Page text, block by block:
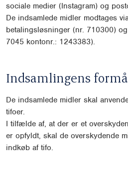
sociale medier (Instagram) og
De indsamlede midler modtages
betalingsløsninger (nr. 710300)
7045 kontonr.: 1243383).
Indsamlingens
De indsamlede midler skal
tifoer.
I tilfælde af, at der er et
er opfyldt, skal de overskydende
indkøb af tifo.